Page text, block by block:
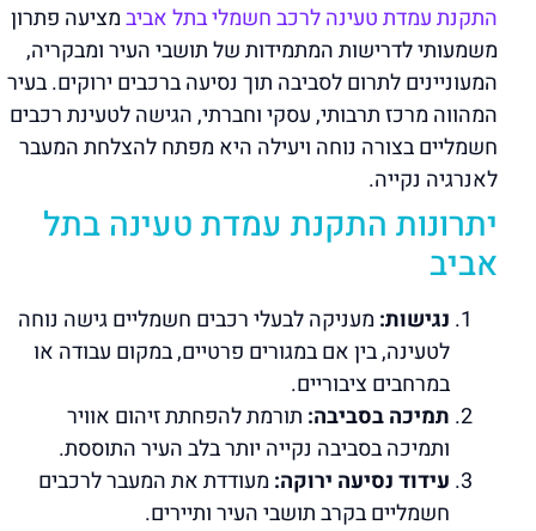
התקנת עמדת טעינה לרכב חשמלי בתל אביבמציעה פתרון
משמעותי לדרישות המתמידות של תושבי העיר ומבקריה,
המעוניינים לתרום לסביבה תוך נסיעה ברכבים ירוקים. בעיר
המהווה מרכז תרבותי, עסקי וחברתי, הגישה לטעינת רכבים
חשמליים בצורה נוחה ויעילה היא מפתח להצלחת המעבר
לאנרגיה נקייה.
יתרונות התקנת עמדת טעינה בתל
אביב
נגישות: מעניקה לבעלי רכבים חשמליים גישה נוחה
לטעינה, בין אם במגורים פרטיים, במקום עבודה או
במרחבים ציבוריים.
תמיכה בסביבה: תורמת להפחתת זיהום אוויר
ותמיכה בסביבה נקייה יותר בלב העיר התוססת.
עידוד נסיעה ירוקה: מעודדת את המעבר לרכבים
חשמליים בקרב תושבי העיר ותיירים.